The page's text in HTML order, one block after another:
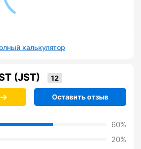
калькулятор
(JST)
Оставить отзыв
60%
20%